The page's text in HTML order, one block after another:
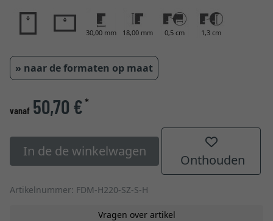
30,00 mm 18,00 mm 0,5 cm 1,3 cm
» naar de formaten op maat
vanaf 50,70 €*
In de de winkelwagen
Onthouden
Artikelnummer: FDM-H220-SZ-S-H
Vragen over artikel